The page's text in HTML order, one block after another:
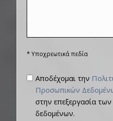
* Υποχρεωτικά πεδία
Αποδέχομαι την
Προσωπικών
στην επεξεργασία
δεδομένων.